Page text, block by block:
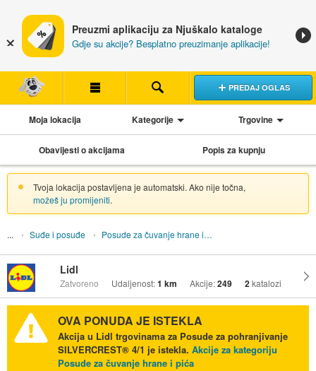
Preuzmi aplikaciju za Njuškalo kataloge
Gdje su akcije? Besplatno preuzimanje aplikacije!
PREDAJ OGLAS
Moja lokacija Kategorije Trgovine
Obavijesti o akcijama Popis za kupnju
Tvoja lokacija postavljena je automatski. Ako nije točna,
možeš ju promijeniti.
Suđe i posuđe Posude za čuvanje hrane i pića
Lidl
Zatvoreno Udaljenost:1 km Akcije:249 2katalozi
OVA PONUDA JE ISTEKLA
Akcija u Lidl trgovinama za Posude za pohranjivanje
SILVERCREST® 4/1 je istekla. Akcije za kategoriju
Posude za čuvanje hrane i pića